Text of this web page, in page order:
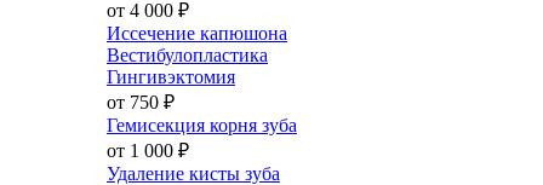
от 4 000 ₽
Иссечение капюшона
Вестибулопластика
Гингивэктомия
от 750 ₽
Гемисекция корня зуба
от 1 000 ₽
Удаление кисты зуба